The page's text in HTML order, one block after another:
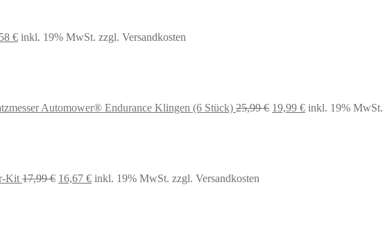
€Aktueller
inkl. 19% MwSt. zzgl. Versandkosten
Automower® Endurance Klingen (6 Stück) 25,99€ Ursprünglicher
19,99 €Aktueller
inkl. 19% MwSt.
Kit 17,99€ Ursprünglicher
16,67 €Aktueller
inkl. 19% MwSt. zzgl. Versandkosten